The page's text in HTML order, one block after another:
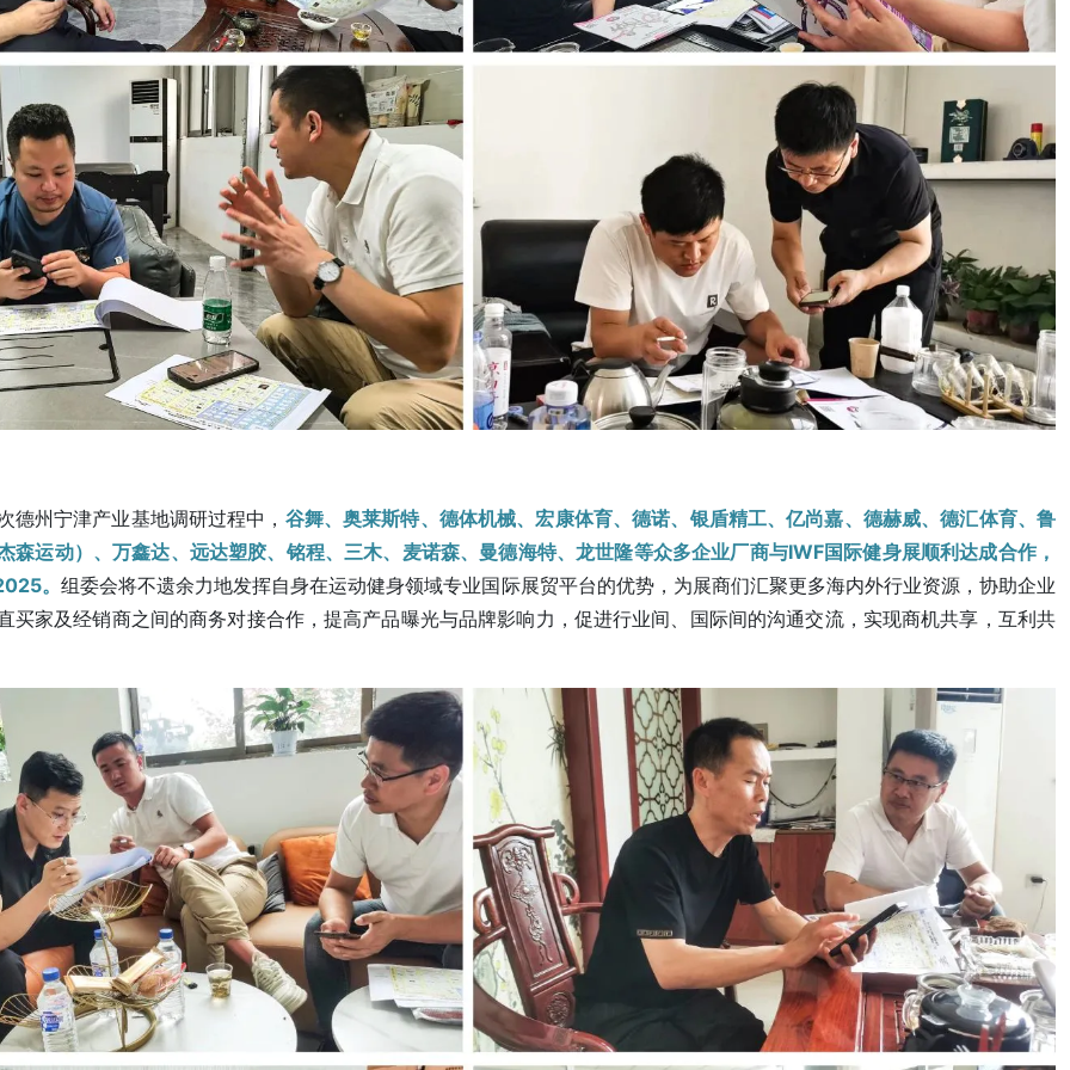
德州宁津产业基地调研过程中， 谷舞、奥莱斯特、德体机械、宏康体育、德诺、银盾精工、亿尚嘉、德赫威、德汇体育、鲁
森运动）、万鑫达、远达塑胶、铭程、三木、麦诺森、曼德海特、龙世隆等众多企业厂商与IWF国际健身展顺利达成合作，
。组委会将不遗余力地发挥自身在运动健身领域专业国际展贸平台的优势，为展商们汇聚更多海内外行业资源，协助企业
买家及经销商之间的商务对接合作，提高产品曝光与品牌影响力，促进行业间、国际间的沟通交流，实现商机共享，互利共